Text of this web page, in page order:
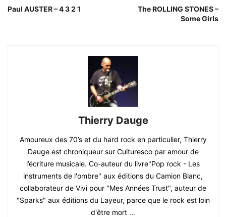
Paul AUSTER – 4 3 2 1
The ROLLING STONES –
Some Girls
Thierry Dauge
Amoureux des 70’s et du hard rock en particulier, Thierry
Dauge est chroniqueur sur Culturesco par amour de
l’écriture musicale. Co-auteur du livre"Pop rock - Les
instruments de l'ombre" aux éditions du Camion Blanc,
collaborateur de Vivi pour "Mes Années Trust", auteur de
"Sparks" aux éditions du Layeur, parce que le rock est loin
d'être mort ...